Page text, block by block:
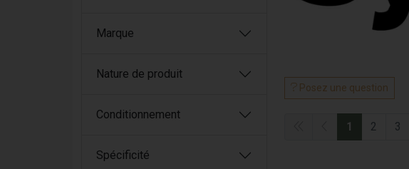
Posez une question
1 2 3
Marque
Nature de produit
Conditionnement
Spécificité